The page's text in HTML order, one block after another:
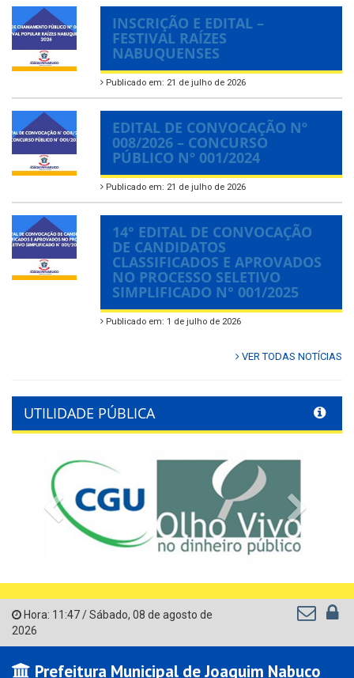
INSCRIÇÃO E EDITAL –
FESTIVAL RAÍZES
NABUQUENSES
Publicado em: 21 de julho de 2026
EDITAL DE CONVOCAÇÃO Nº
008/2026 – CONCURSO
PÚBLICO Nº 001/2024
Publicado em: 21 de julho de 2026
14° EDITAL DE CONVOCAÇÃO
DE CANDIDATOS
CLASSIFICADOS E APROVADOS
NO PROCESSO SELETIVO
SIMPLIFICADO N° 001/2025
Publicado em: 1 de julho de 2026
VER TODAS NOTÍCIAS
UTILIDADE PÚBLICA
Previous
Hora: 11:47/Sábado, 08 de agosto de
2026
Prefeitura Municipal de Joaquim Nabuco